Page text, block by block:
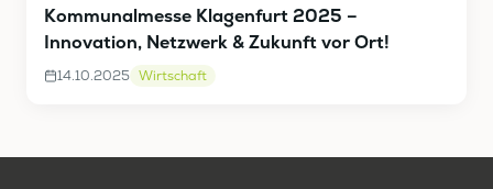
Kommunalmesse Klagenfurt 2025 –
Innovation, Netzwerk & Zukunft vor Ort!
14.10.2025 Wirtschaft